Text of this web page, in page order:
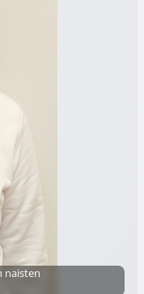
naisten